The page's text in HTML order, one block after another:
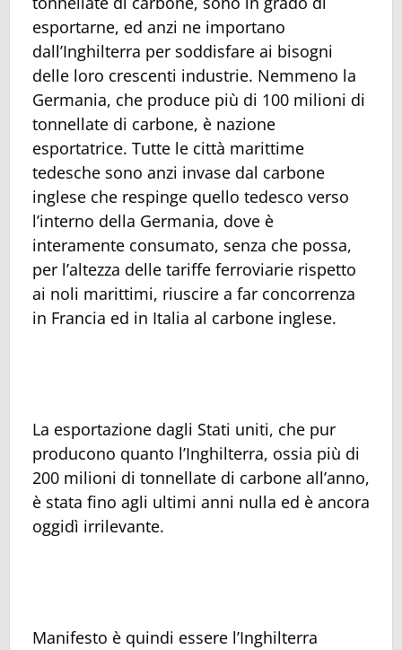
esportarne, ed anzi ne importano
dall’Inghilterra per soddisfare ai bisogni
delle loro crescenti industrie. Nemmeno la
Germania, che produce più di 100 milioni di
tonnellate di carbone, è nazione
esportatrice. Tutte le città marittime
tedesche sono anzi invase dal carbone
inglese che respinge quello tedesco verso
l’interno della Germania, dove è
interamente consumato, senza che possa,
per l’altezza delle tariffe ferroviarie rispetto
ai noli marittimi, riuscire a far concorrenza
in Francia ed in Italia al carbone inglese.
La esportazione dagli Stati uniti, che pur
producono quanto l’Inghilterra, ossia più di
200 milioni di tonnellate di carbone all’anno,
è stata fino agli ultimi anni nulla ed è ancora
oggidì irrilevante.
Manifesto è quindi essere l’Inghilterra